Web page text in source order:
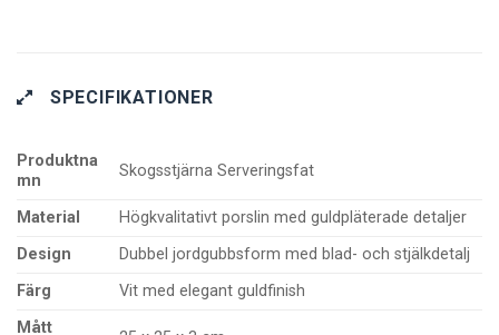
SPECIFIKATIONER
Produktna
mn
Skogsstjärna Serveringsfat
Material
Högkvalitativt porslin med guldpläterade detaljer
Design
Dubbel jordgubbsform med blad- och stjälkdetalj
Färg
Vit med elegant guldfinish
Mått